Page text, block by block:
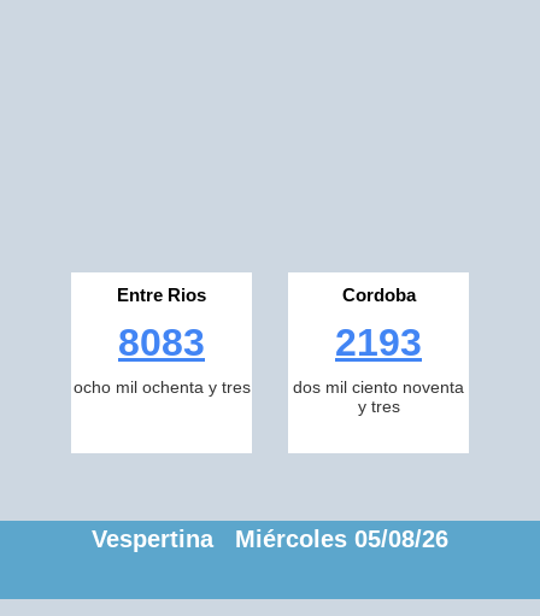
Entre Rios
8083
ocho mil ochenta y tres
Cordoba
2193
dos mil ciento noventa
y tres
Vespertina Miércoles 05/08/26